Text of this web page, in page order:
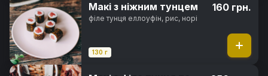
Макі з ніжним тунцем
філе тунця еллоуфін, рис, норі
130 г
160 грн.